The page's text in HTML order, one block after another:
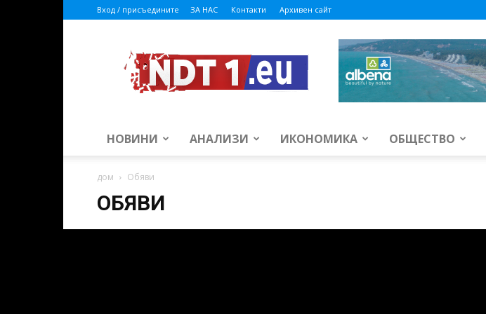
Вход / присъедините ЗА НАС Контакти Архивен сайт
НОВИНИ АНАЛИЗИ ИКОНОМИКА ОБЩЕСТВО
дом Обяви
ОБЯВИ